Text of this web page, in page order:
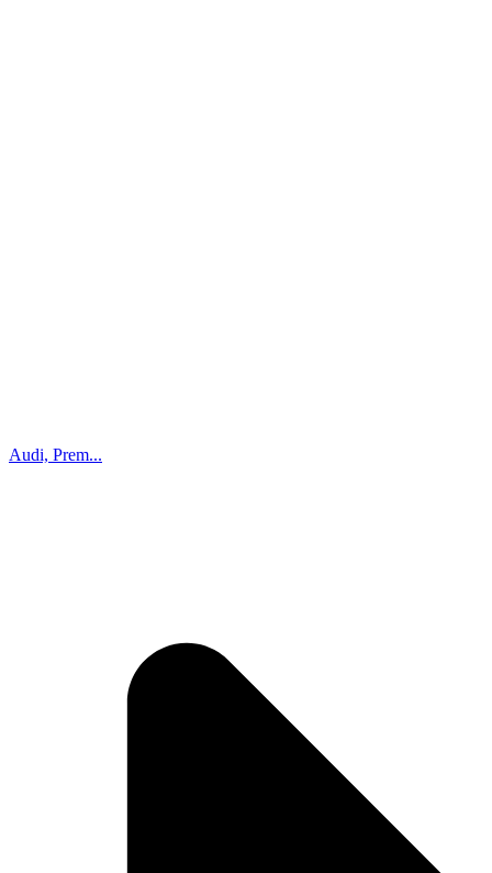
Audi, Prem...